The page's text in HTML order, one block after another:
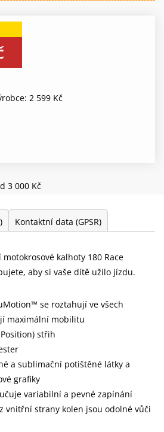
2 599 Kč
3 000 Kč
Kontaktní data (GPSR)
kalhoty 180 Race
aby si vaše dítě užilo jízdu.
se roztahují ve všech
maximální mobilitu
střih
a sublimační potištěné látky a
grafiky
variabilní a pevné zapínání
vnitřní strany kolen jsou odolné vůči